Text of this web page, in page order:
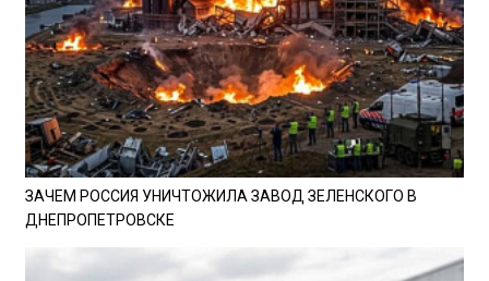
ЗАЧЕМ РОССИЯ УНИЧТОЖИЛА ЗАВОД ЗЕЛЕНСКОГО В
ДНЕПРОПЕТРОВСКЕ